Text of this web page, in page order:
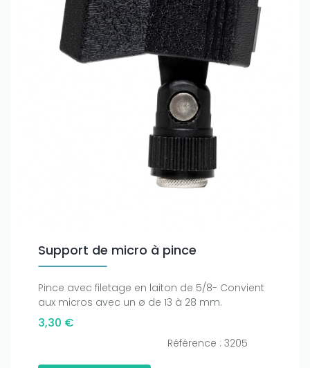
Support de micro à pince
Pince avec filetage en laiton de 5/8- Convient
aux micros avec un ø de 13 à 28 mm.
3,30 €
Référence : 3205